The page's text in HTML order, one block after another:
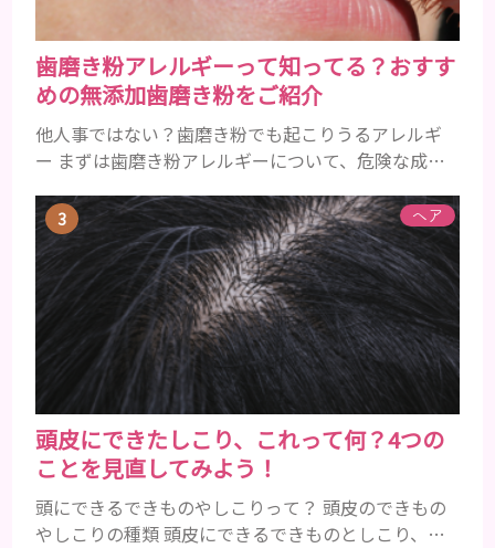
歯磨き粉アレルギーって知ってる？おすす
めの無添加歯磨き粉をご紹介
他人事ではない？歯磨き粉でも起こりうるアレルギ
ー まずは歯磨き粉アレルギーについて、危険な成分
まれるアレルギーを起こすおそれのある成分 まず、
普段お使いの歯磨き粉に含まれているどの成分にア
レルギーを引き起こすおそれがあるのかを説明しま
すね。 •フッ素･･･歯の表面のエナメルを守り強くし
たり、虫歯と防ぐ働きを持つ成分 •香味料 ･･･歯磨き
粉の風味や爽...
ヘア
頭皮にできたしこり、これって何？4つの
ことを見直してみよう！
頭にできるできものやしこりって？ 頭皮のできもの
やしこりの種類 頭皮にできるできものとしこり、と